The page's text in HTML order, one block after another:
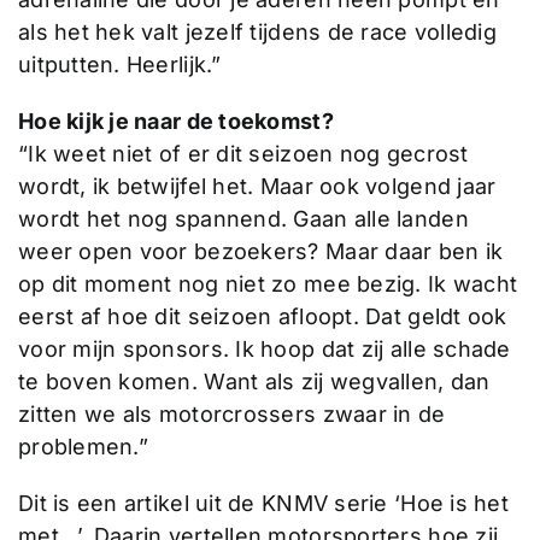
als het hek valt jezelf tijdens de race volledig
uitputten. Heerlijk.”
Hoe kijk je naar de toekomst?
“Ik weet niet of er dit seizoen nog gecrost
wordt, ik betwijfel het. Maar ook volgend jaar
wordt het nog spannend. Gaan alle landen
weer open voor bezoekers? Maar daar ben ik
op dit moment nog niet zo mee bezig. Ik wacht
eerst af hoe dit seizoen afloopt. Dat geldt ook
voor mijn sponsors. Ik hoop dat zij alle schade
te boven komen. Want als zij wegvallen, dan
zitten we als motorcrossers zwaar in de
problemen.”
Dit is een artikel uit de KNMV serie ‘Hoe is het